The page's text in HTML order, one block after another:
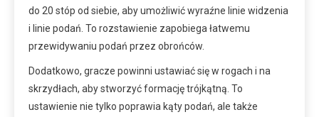
do 20 stóp od siebie, aby umożliwić wyraźne linie widzenia
i linie podań. To rozstawienie zapobiega łatwemu
przewidywaniu podań przez obrońców.
Dodatkowo, gracze powinni ustawiać się w rogach i na
skrzydłach, aby stworzyć formację trójkątną. To
ustawienie nie tylko poprawia kąty podań, ale także